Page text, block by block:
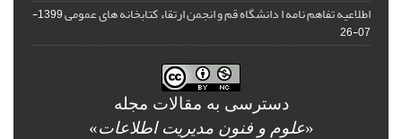
اطلاعیه تفاهم نامه ا دانشگاه قم و انجمن ارتقاء کتابخانه های عمومی
1399-
07-26
دسترسی به مقالات مجله
«علوم و فنون مدیریت اطلاعات»